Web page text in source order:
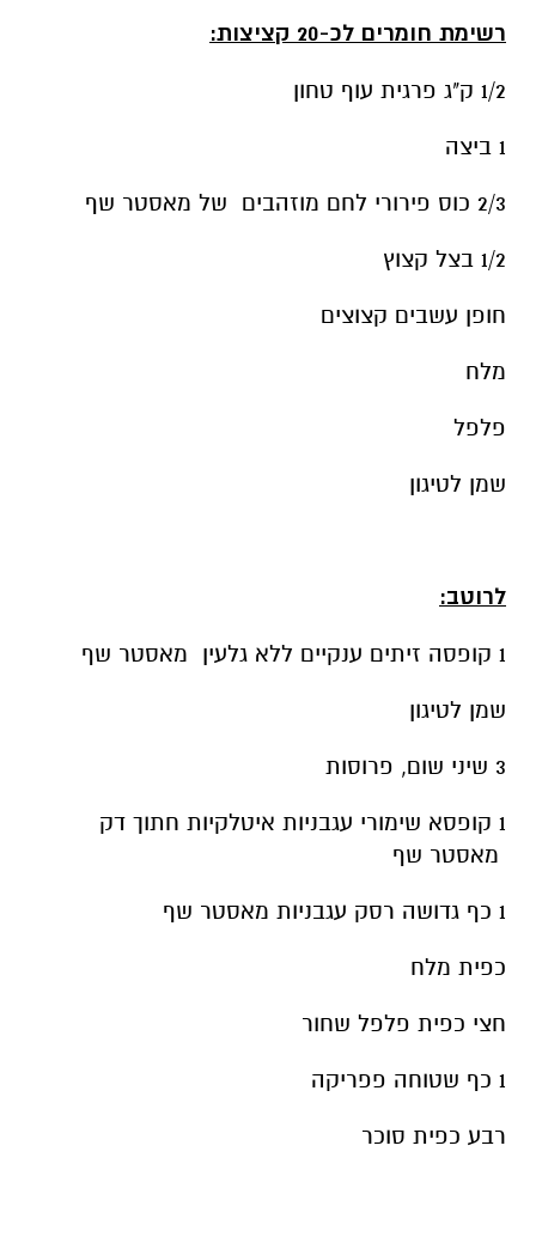
רשימת חומרים לכ-20 קציצות:
1/2 ק"ג פרגית עוף טחון
1 ביצה
2/3 כוס פירורי לחם מוזהבים של מאסטר שף
1/2 בצל קצוץ
חופן עשבים קצוצים
מלח
פלפל
שמן לטיגון
לרוטב:
1 קופסה זיתים ענקיים ללא גלעין מאסטר שף
שמן לטיגון
3 שיני שום, פרוסות
1 קופסא שימורי עגבניות איטלקיות חתוך דק
מאסטר שף
1 כף גדושה רסק עגבניות מאסטר שף
כפית מלח
חצי כפית פלפל שחור
1 כף שטוחה פפריקה
רבע כפית סוכר